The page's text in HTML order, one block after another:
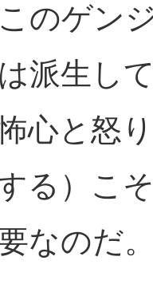
のゲン
派生し
心と怒
る）こ
なのだ